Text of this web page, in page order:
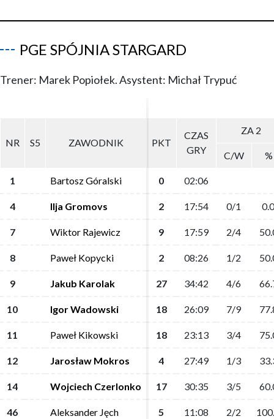
PGE SPÓJNIA STARGARD
Trener: Marek Popiołek. Asystent: Michał Trypuć
NR S5 ZAWODNIK PKT
CZAS
GRY
ZA 2
C/W %
1 Bartosz Góralski 0 02:06
4 Ilja Gromovs 2 17:54 0/1 0.0
7 Wiktor Rajewicz 9 17:59 2/4
8 Paweł Kopycki 2 08:26 1/2
9 Jakub Karolak 27 34:42 4/6
10 Igor Wadowski 18 26:09 7/9
11 Paweł Kikowski 18 23:13 3/4
12 Jarosław Mokros 4 27:49 1/3
14 Wojciech Czerlonko 17 30:35 3/5
46 Aleksander Jęch 5 11:08 2/2
NR S5 ZAWODNIK PKT
CZAS
GRY
ZA 2
C/W %
1 Bartosz Góralski 0 02:06
4 Ilja Gromovs 2 17:54 0/1 0.0
7 Wiktor Rajewicz 9 17:59 2/4
8 Paweł Kopycki 2 08:26 1/2
9 Jakub Karolak 27 34:42 4/6
10 Igor Wadowski 18 26:09 7/9
11 Paweł Kikowski 18 23:13 3/4
12 Jarosław Mokros 4 27:49 1/3
14 Wojciech Czerlonko 17 30:35 3/5
46 Aleksander Jęch 5 11:08 2/2